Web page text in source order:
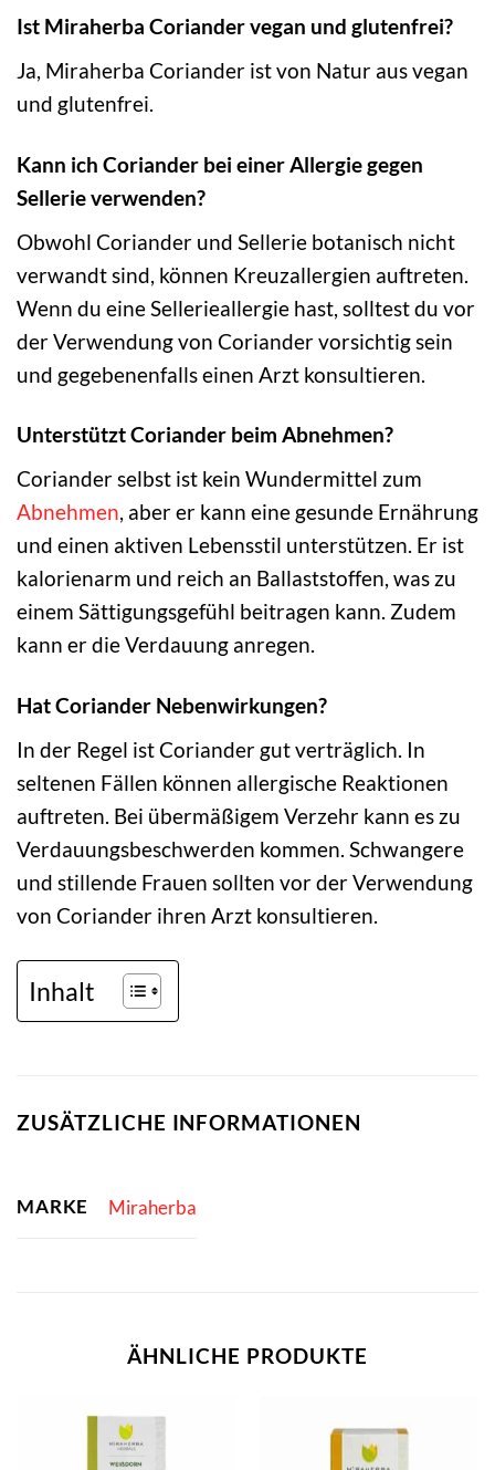
Ist Miraherba Coriander vegan und glutenfrei?
Ja, Miraherba Coriander ist von Natur aus vegan
und glutenfrei.
Kann ich Coriander bei einer Allergie gegen
Sellerie verwenden?
Obwohl Coriander und Sellerie botanisch nicht
verwandt sind, können Kreuzallergien auftreten.
Wenn du eine Sellerieallergie hast, solltest du vor
der Verwendung von Coriander vorsichtig sein
und gegebenenfalls einen Arzt konsultieren.
Unterstützt Coriander beim Abnehmen?
Coriander selbst ist kein Wundermittel zum
Abnehmen, aber er kann eine gesunde Ernährung
und einen aktiven Lebensstil unterstützen. Er ist
kalorienarm und reich an Ballaststoffen, was zu
einem Sättigungsgefühl beitragen kann. Zudem
kann er die Verdauung anregen.
Hat Coriander Nebenwirkungen?
In der Regel ist Coriander gut verträglich. In
seltenen Fällen können allergische Reaktionen
auftreten. Bei übermäßigem Verzehr kann es zu
Verdauungsbeschwerden kommen. Schwangere
und stillende Frauen sollten vor der Verwendung
von Coriander ihren Arzt konsultieren.
Inhalt
ZUSÄTZLICHE INFORMATIONEN
MARKE Miraherba
ÄHNLICHE PRODUKTE